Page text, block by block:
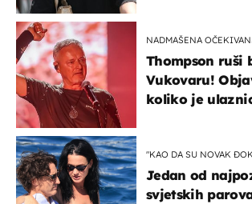
NADMAŠENA
Thompson ruši
Vukovaru!
koliko je
"KAO DA SU NOVAK
Jedan od
svjetskih